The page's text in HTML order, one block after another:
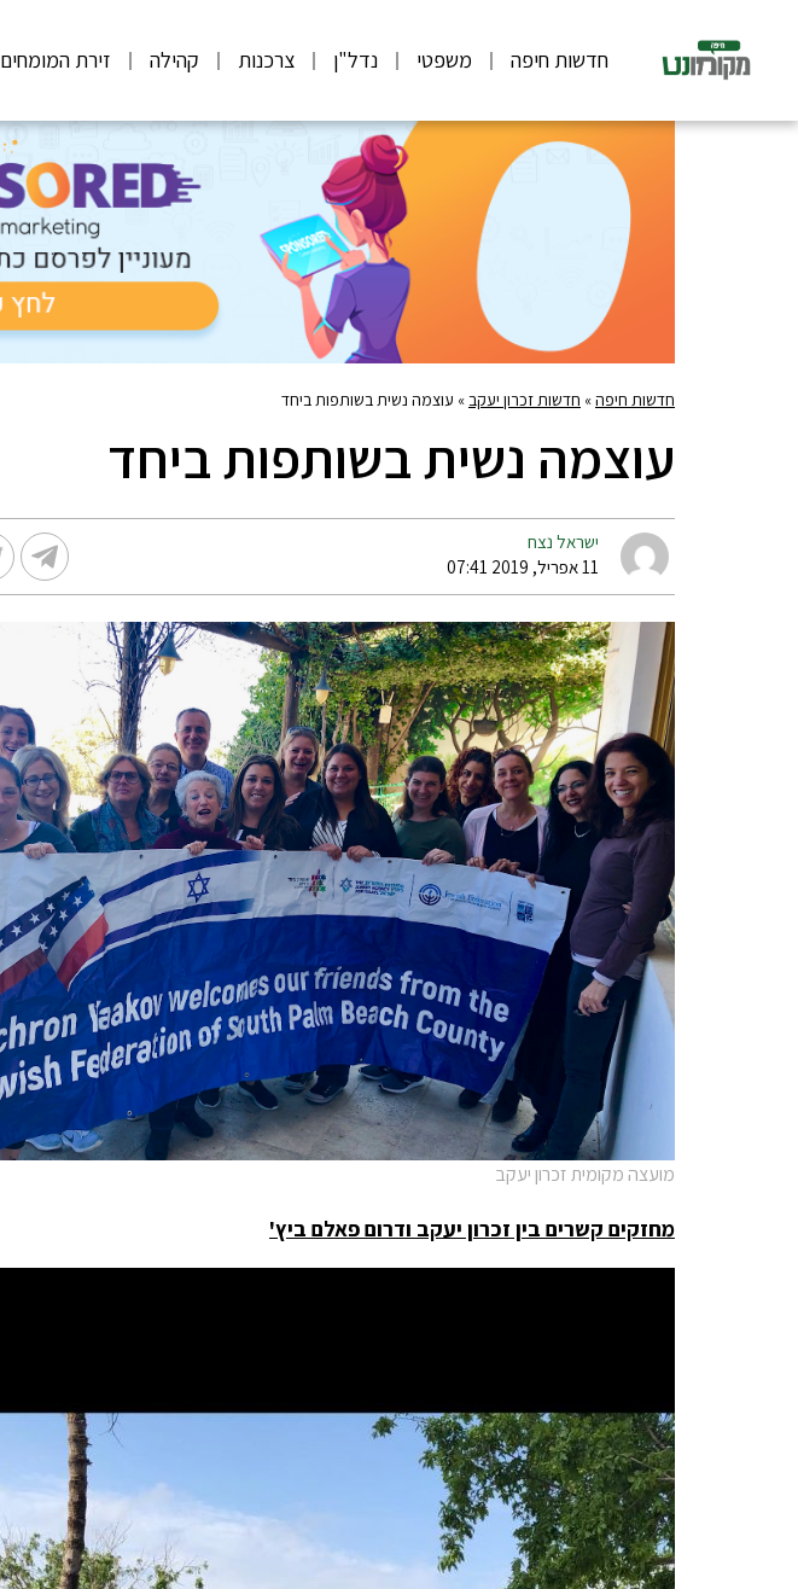
חדשות חיפה משפטי נדל"ן צרכנות קהילה זירת המומחים
חדשות חיפה» חדשות זכרון יעקב» עוצמה נשית בשותפות ביחד
עוצמה נשית בשותפות ביחד
ישראל נצח
11 אפריל, 2019 07:41
מועצה מקומית זכרון יעקב
מחזקים קשרים בין זכרון יעקב ודרום פאלם ביץ'